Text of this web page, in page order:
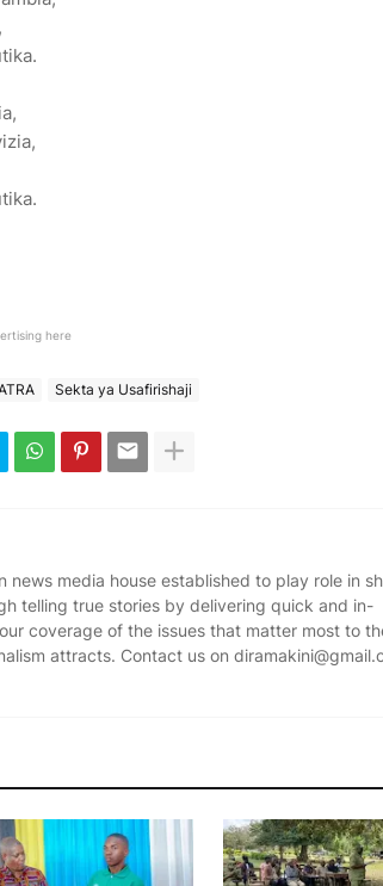
here
Sekta ya Usafirishaji
news media house established to play role in
telling true stories by delivering quick and in-
coverage of the issues that matter most to
attracts. Contact us on